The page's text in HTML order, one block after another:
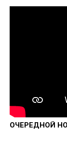
ОЧЕРЕДНОЙ